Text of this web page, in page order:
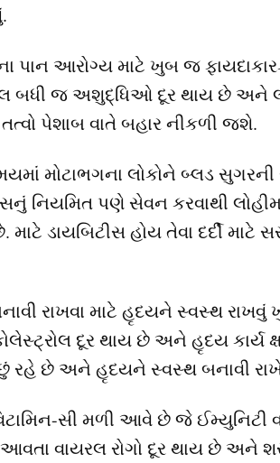
પાન આરોગ્ય માટે ખુબ જ
બધી જ અશુદ્ધિઓ દૂર થાય છે અને
પેશાબ વાતે બહાર નીકળી જશે.
મોટાભગના લોકોને બ્લડ
નિયમિત પણે સેવન કરવાથી
ડાયબિટીસ હોય તેવા દર્દી માટે
રાખવા માટે હૃદયને સ્વસ્થ
દૂર થાય છે અને હૃદય કાર્ય
છે અને હૃદયને સ્વસ્થ બનાવી
સી મળી આવે છે જે ઈમ્યુનિટી
વાયરલ રોગો દૂર થાય છે અને